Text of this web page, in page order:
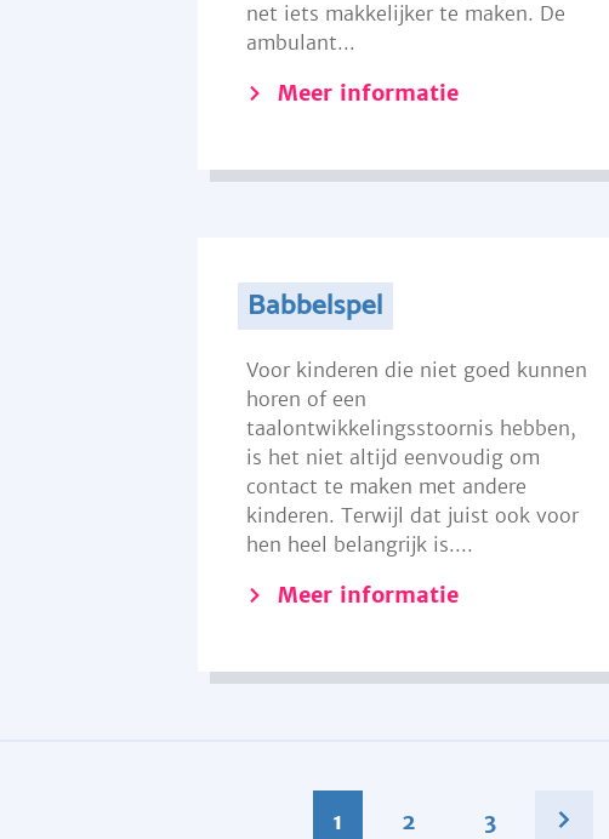
net iets makkelijker te maken. De
ambulant...
Meer informatie
Babbelspel
Voor kinderen die niet goed kunnen
horen of een
taalontwikkelingsstoornis hebben,
is het niet altijd eenvoudig om
contact te maken met andere
kinderen. Terwijl dat juist ook voor
hen heel belangrijk is....
Meer informatie
1 2 3